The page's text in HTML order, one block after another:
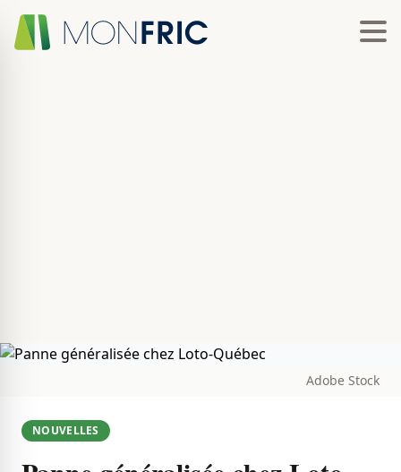
Adobe Stock
NOUVELLES